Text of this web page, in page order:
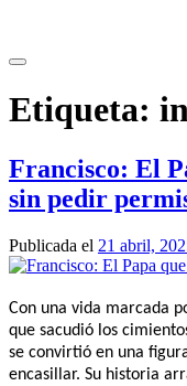
contenido
Etiqueta:
Francisco: El
sin pedir
Publicada el 21 abril,
Con una vida marcada
que sacudió los
se convirtió en una
encasillar. Su historia